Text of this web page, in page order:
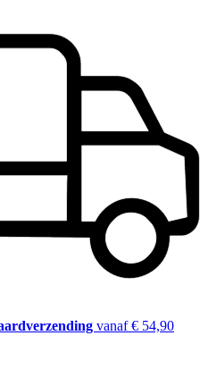
vanaf € 54,90